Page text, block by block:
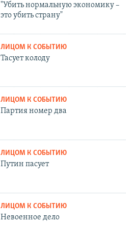
"Убить нормальную экономику –
это убить страну"
ЛИЦОМ К СОБЫТИЮ
Тасует колоду
ЛИЦОМ К СОБЫТИЮ
Партия номер два
ЛИЦОМ К СОБЫТИЮ
Путин пасует
ЛИЦОМ К СОБЫТИЮ
Невоенное дело